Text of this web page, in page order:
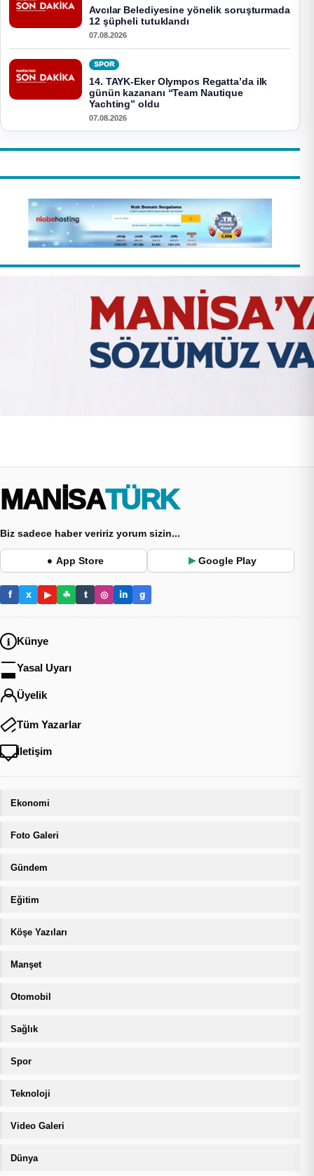
Avcılar Belediyesine yönelik soruşturmada
12 şüpheli tutuklandı
07.08.2026
SPOR
14. TAYK-Eker Olympos Regatta’da ilk
günün kazananı “Team Nautique
Yachting” oldu
07.08.2026
MANİSA TÜRK
Biz sadece haber veririz yorum sizin...
● App Store ▶ Google Play
f x ▶ ☘ t ◎ in g
Künye
Yasal Uyarı
Üyelik
Tüm Yazarlar
İletişim
Ekonomi
Foto Galeri
Gündem
Eğitim
Köşe Yazıları
Manşet
Otomobil
Sağlık
Spor
Teknoloji
Video Galeri
Dünya